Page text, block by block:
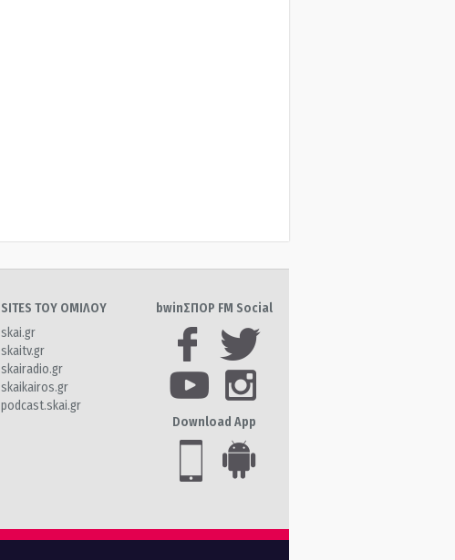
SITES ΤΟΥ ΟΜΙΛΟΥ
skai.gr
skaitv.gr
skairadio.gr
skaikairos.gr
podcast.skai.gr
bwinΣΠΟΡ FM Social
Download App